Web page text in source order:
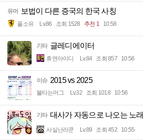
유머 보법이 다른 증국의 한국 사칭
풀소유 Lv.86 조회 1528 추천 1 10:58
기타 글레디에이터
휴면아이디 Lv.84 조회 857 10:56
이슈 2015 vs 2025
불타는머그 Lv.32 조회 1018 10:56
기타 대사가 자동으로 나오는 노래
사실난라쿤 Lv.89 조회 452 10:55